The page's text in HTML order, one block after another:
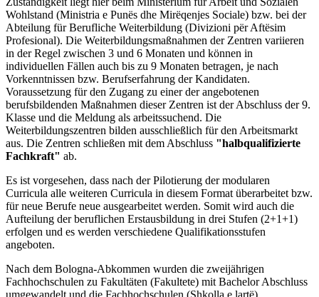
Wohlstand (Ministria e Punës dhe Mirëqenjes Sociale) bzw. bei der
Abteilung für Berufliche Weiterbildung (Divizioni për Aftësim
Profesional). Die Weiterbildungsmaßnahmen der Zentren variieren
in der Regel zwischen 3 und 6 Monaten und können in
individuellen Fällen auch bis zu 9 Monaten betragen, je nach
Vorkenntnissen bzw. Berufserfahrung der Kandidaten.
Voraussetzung für den Zugang zu einer der angebotenen
berufsbildenden Maßnahmen dieser Zentren ist der Abschluss der 9.
Klasse und die Meldung als arbeitssuchend. Die
Weiterbildungszentren bilden ausschließlich für den Arbeitsmarkt
aus. Die Zentren schließen mit dem Abschluss "halbqualifizierte
Fachkraft" ab.
Es ist vorgesehen, dass nach der Pilotierung der modularen
Curricula alle weiteren Curricula in diesem Format überarbeitet bzw.
für neue Berufe neue ausgearbeitet werden. Somit wird auch die
Aufteilung der beruflichen Erstausbildung in drei Stufen (2+1+1)
erfolgen und es werden verschiedene Qualifikationsstufen
angeboten.
Nach dem Bologna-Abkommen wurden die zweijährigen
Fachhochschulen zu Fakultäten (Fakultete) mit Bachelor Abschluss
umgewandelt und die Fachhochschulen (Shkolla e lartë)